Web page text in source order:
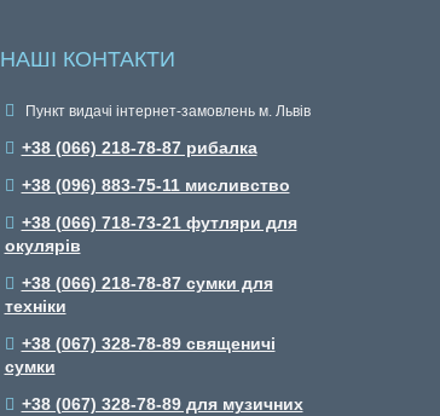
НАШІ КОНТАКТИ
Пункт видачі інтернет-замовлень м. Львів
+38 (066) 218-78-87 рибалка
+38 (096) 883-75-11 мисливство
+38 (066) 718-73-21 футляри для
окулярів
+38 (066) 218-78-87 сумки для
техніки
+38 (067) 328-78-89 священичі
сумки
+38 (067) 328-78-89 для музичних